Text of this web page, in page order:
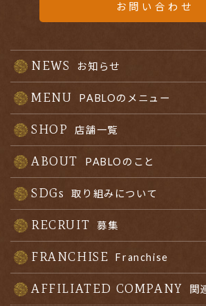
お問い合わせ
NEWS お知らせ
MENU PABLOのメニュー
SHOP 店舗一覧
ABOUT PABLOのこと
SDGs 取り組みについて
RECRUIT 募集
FRANCHISE Franchise
AFFILIATED COMPANY 関